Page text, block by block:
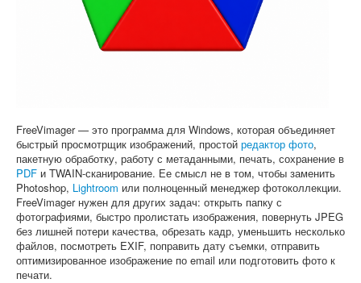
FreeVimager — это программа для Windows, которая объединяет
быстрый просмотрщик изображений, простой редактор фото,
пакетную обработку, работу с метаданными, печать, сохранение в
PDF и TWAIN-сканирование. Ее смысл не в том, чтобы заменить
Photoshop, Lightroom или полноценный менеджер фотоколлекции.
FreeVimager нужен для других задач: открыть папку с
фотографиями, быстро пролистать изображения, повернуть JPEG
без лишней потери качества, обрезать кадр, уменьшить несколько
файлов, посмотреть EXIF, поправить дату съемки, отправить
оптимизированное изображение по email или подготовить фото к
печати.